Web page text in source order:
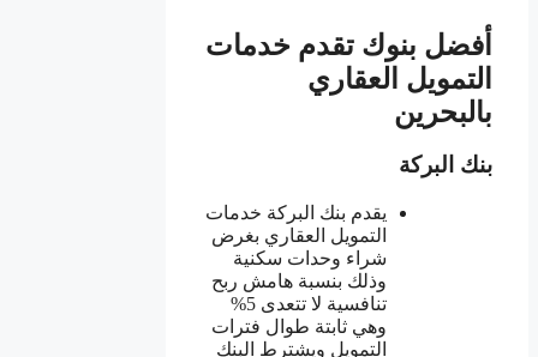
أفضل بنوك تقدم خدمات
التمويل العقاري
بالبحرين
بنك البركة
يقدم بنك البركة خدمات
التمويل العقاري بغرض
شراء وحدات سكنية
وذلك بنسبة هامش ربح
تنافسية لا تتعدى 5%
وهي ثابتة طوال فترات
التمويل ويشترط البنك